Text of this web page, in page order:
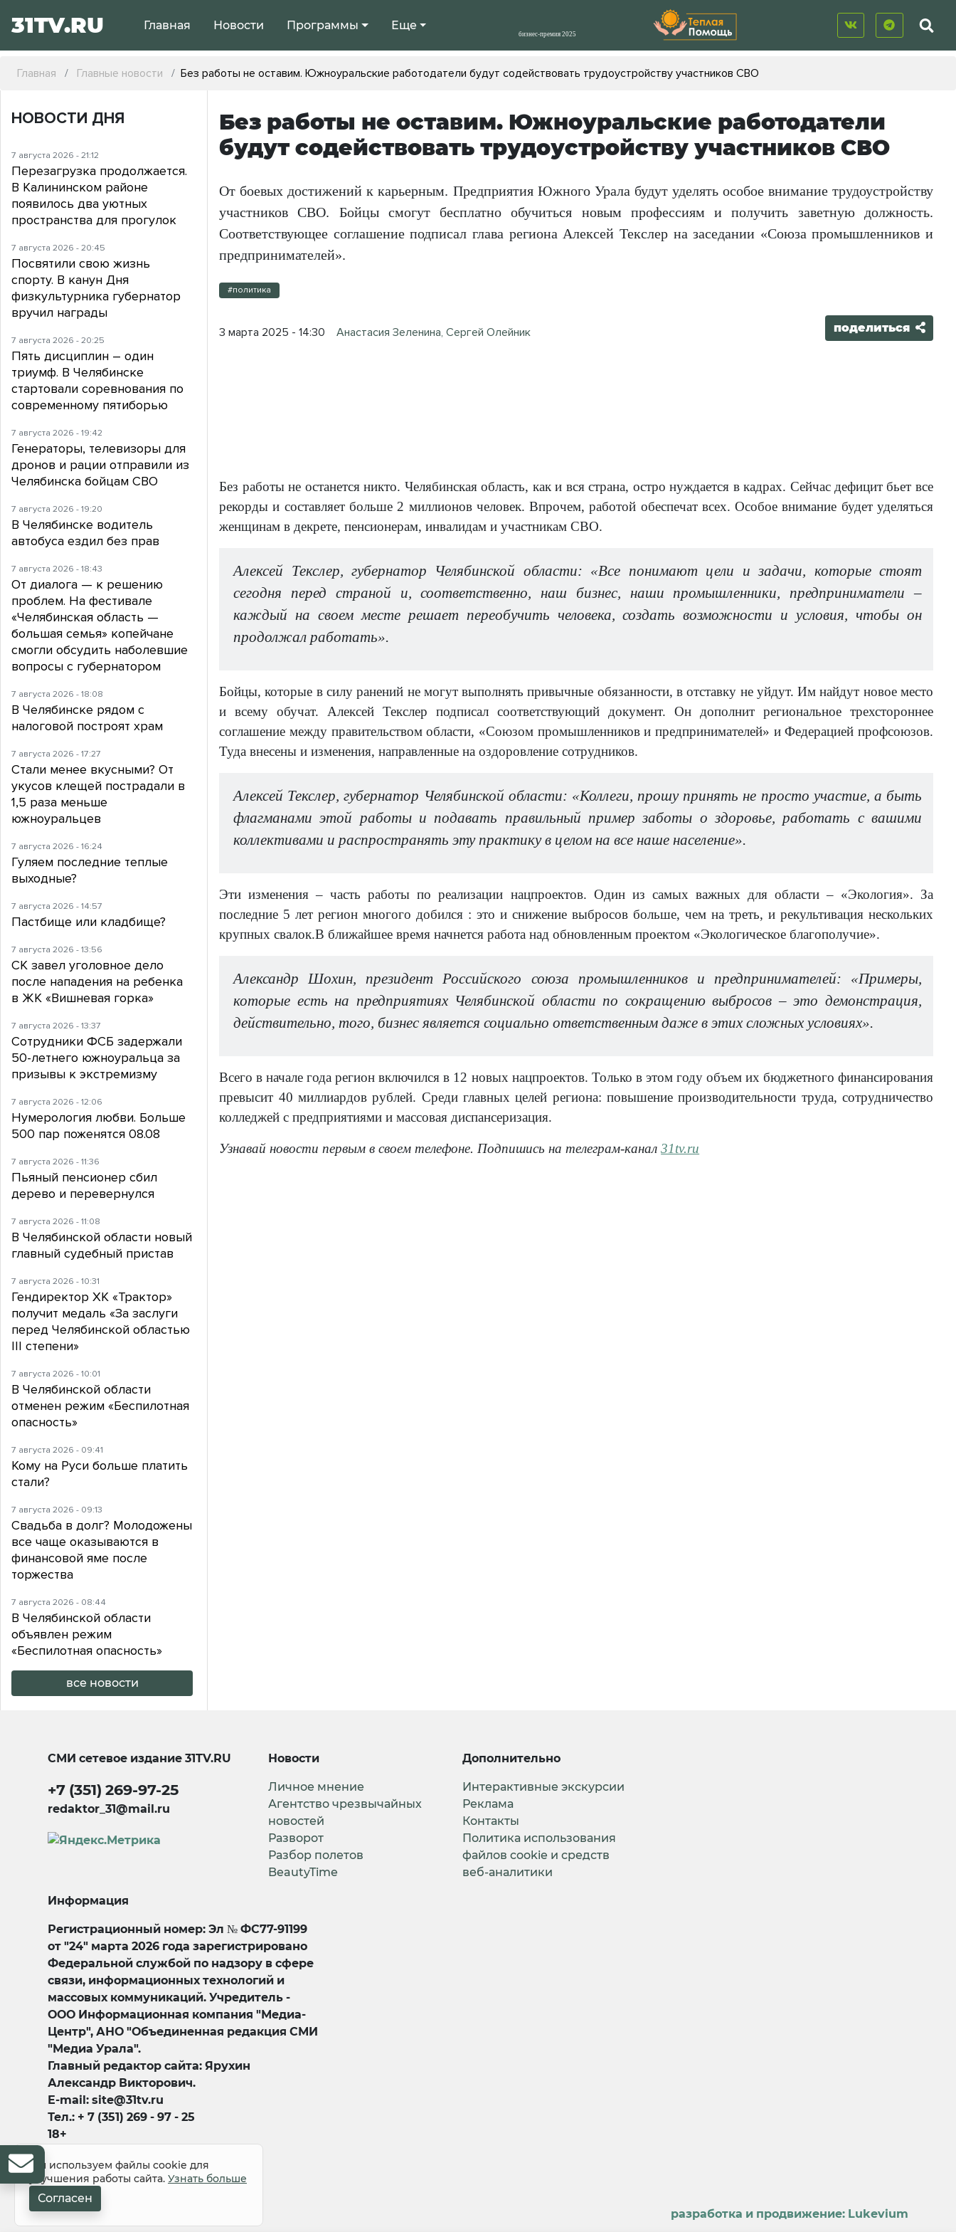
31TV.RU Главная Новости Программы Еще
Главная Главные новости Без работы не оставим. Южноуральские работодатели будут содействовать трудоустройству участников СВО
Без работы не оставим. Южноуральские работодатели
будут содействовать трудоустройству участников СВО
От боевых достижений к карьерным. Предприятия Южного Урала будут уделять особое внимание трудоустройству
участников СВО. Бойцы смогут бесплатно обучиться новым профессиям и получить заветную должность.
Соответствующее соглашение подписал глава региона Алексей Текслер на заседании «Союза промышленников и
предпринимателей».
#политика
3 марта 2025 - 14:30 Анастасия Зеленина, Сергей Олейник поделиться
Без работы не останется никто. Челябинская область, как и вся страна, остро нуждается в кадрах. Сейчас дефицит бьет все
рекорды и составляет больше 2 миллионов человек. Впрочем, работой обеспечат всех. Особое внимание будет уделяться
женщинам в декрете, пенсионерам, инвалидам и участникам СВО.
Алексей Текслер, губернатор Челябинской области: «Все понимают цели и задачи, которые стоят
сегодня перед страной и, соответственно, наш бизнес, наши промышленники, предприниматели –
каждый на своем месте решает переобучить человека, создать возможности и условия, чтобы он
продолжал работать».
Бойцы, которые в силу ранений не могут выполнять привычные обязанности, в отставку не уйдут. Им найдут новое место
и всему обучат. Алексей Текслер подписал соответствующий документ. Он дополнит региональное трехстороннее
соглашение между правительством области, «Союзом промышленников и предпринимателей» и Федерацией профсоюзов.
Туда внесены и изменения, направленные на оздоровление сотрудников.
Алексей Текслер, губернатор Челябинской области: «Коллеги, прошу принять не просто участие, а быть
флагманами этой работы и подавать правильный пример заботы о здоровье, работать с вашими
коллективами и распространять эту практику в целом на все наше население».
Эти изменения – часть работы по реализации нацпроектов. Один из самых важных для области – «Экология». За
последние 5 лет регион многого добился : это и снижение выбросов больше, чем на треть, и рекультивация нескольких
крупных свалок.В ближайшее время начнется работа над обновленным проектом «Экологическое благополучие».
Александр Шохин, президент Российского союза промышленников и предпринимателей: «Примеры,
которые есть на предприятиях Челябинской области по сокращению выбросов – это демонстрация,
действительно, того, бизнес является социально ответственным даже в этих сложных условиях».
Всего в начале года регион включился в 12 новых нацпроектов. Только в этом году объем их бюджетного финансирования
превысит 40 миллиардов рублей. Среди главных целей региона: повышение производительности труда, сотрудничество
колледжей с предприятиями и массовая диспансеризация.
Узнавай новости первым в своем телефоне. Подпишись на телеграм-канал31tv.ru
НОВОСТИ ДНЯ
7 августа 2026 - 21:12
Перезагрузка продолжается.
В Калининском районе
появилось два уютных
пространства для прогулок
7 августа 2026 - 20:45
Посвятили свою жизнь
спорту. В канун Дня
физкультурника губернатор
вручил награды
7 августа 2026 - 20:25
Пять дисциплин – один
триумф. В Челябинске
стартовали соревнования по
современному пятиборью
7 августа 2026 - 19:42
Генераторы, телевизоры для
дронов и рации отправили из
Челябинска бойцам СВО
7 августа 2026 - 19:20
В Челябинске водитель
автобуса ездил без прав
7 августа 2026 - 18:43
От диалога — к решению
проблем. На фестивале
«Челябинская область —
большая семья» копейчане
смогли обсудить наболевшие
вопросы с губернатором
7 августа 2026 - 18:08
В Челябинске рядом с
налоговой построят храм
7 августа 2026 - 17:27
Стали менее вкусными? От
укусов клещей пострадали в
1,5 раза меньше
южноуральцев
7 августа 2026 - 16:24
Гуляем последние теплые
выходные?
7 августа 2026 - 14:57
Пастбище или кладбище?
7 августа 2026 - 13:56
СК завел уголовное дело
после нападения на ребенка
в ЖК «Вишневая горка»
7 августа 2026 - 13:37
Сотрудники ФСБ задержали
50-летнего южноуральца за
призывы к экстремизму
7 августа 2026 - 12:06
Нумерология любви. Больше
500 пар поженятся 08.08
7 августа 2026 - 11:36
Пьяный пенсионер сбил
дерево и перевернулся
7 августа 2026 - 11:08
В Челябинской области новый
главный судебный пристав
7 августа 2026 - 10:31
Гендиректор ХК «Трактор»
получит медаль «За заслуги
перед Челябинской областью
III степени»
7 августа 2026 - 10:01
В Челябинской области
отменен режим «Беспилотная
опасность»
7 августа 2026 - 09:41
Кому на Руси больше платить
стали?
7 августа 2026 - 09:13
Свадьба в долг? Молодожены
все чаще оказываются в
финансовой яме после
торжества
7 августа 2026 - 08:44
В Челябинской области
объявлен режим
«Беспилотная опасность»
все новости
СМИ сетевое издание31TV.RU
+7 (351) 269-97-25
redaktor_31@mail.ru
Новости
Личное мнение
Агентство чрезвычайных
новостей
Разворот
Разбор полетов
BeautyTime
Дополнительно
Интерактивные экскурсии
Реклама
Контакты
Политика использования
файлов cookie и средств
веб-аналитики
Информация
Регистрационный номер: Эл № ФС77-91199
от "24" марта 2026 года зарегистрировано
Федеральной службой по надзору в сфере
связи, информационных технологий и
массовых коммуникаций. Учредитель -
ООО Информационная компания "Медиа-
Центр", АНО "Объединенная редакция СМИ
"Медиа Урала".
Главный редактор сайта: Ярухин
Александр Викторович.
E-mail: site@31tv.ru
Тел.: + 7 (351) 269 - 97 - 25
18+
© 2008-2026 Все права защищены разработка и продвижение: Lukevium
Мы используем файлы cookie для
улучшения работы сайта. Узнать больше
Согласен